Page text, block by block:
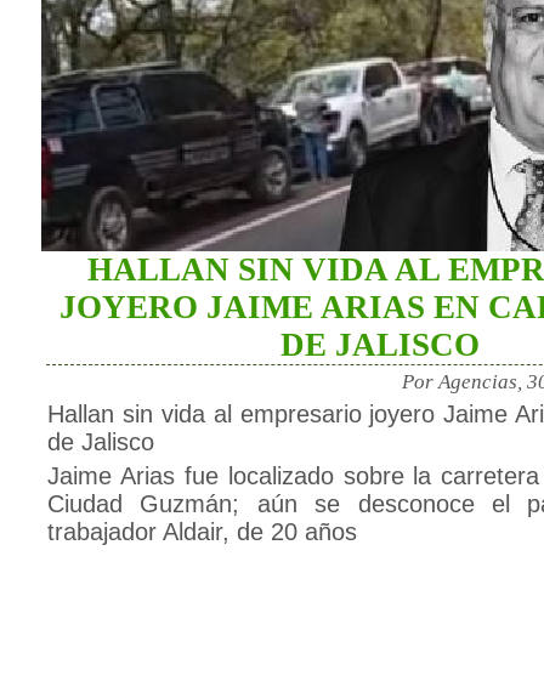
HALLAN SIN VIDA AL
JOYERO JAIME ARIAS EN
DE JALISCO
Por Agencias,
Hallan sin vida al empresario joyero Jaime
de Jalisco
Jaime Arias fue localizado sobre la
Ciudad Guzmán; aún se desconoce el
trabajador Aldair, de 20 años